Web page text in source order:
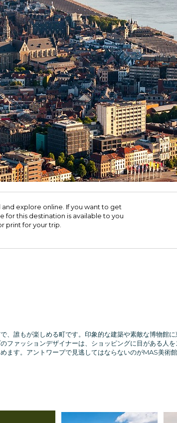
explore online. If you want to get
for this destination is available to you
print for your trip.​
、誰もが楽しめる町です。印象的な建築や素敵な博物館
ファッションデザイナーは、ショッピングに目がある人
ます。アントワープで見逃してはならないのがMAS美術